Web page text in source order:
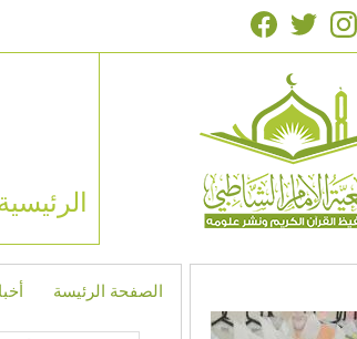
الصفحة الرئيسة